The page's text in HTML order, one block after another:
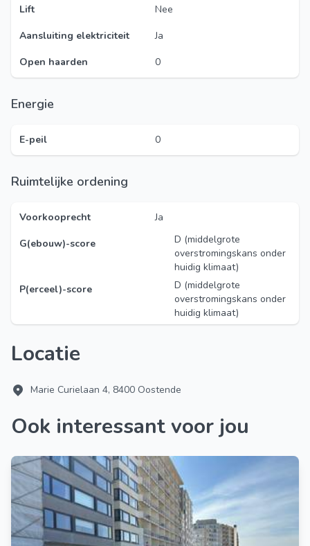
Lift
Nee
Aansluiting elektriciteit
Ja
Open haarden
0
Energie
E-peil 0
Ruimtelijke ordening
Voorkooprecht
Ja
G(ebouw)-score
D (middelgrote
overstromingskans onder
huidig klimaat)
P(erceel)-score
D (middelgrote
overstromingskans onder
huidig klimaat)
Locatie
Marie Curielaan 4, 8400 Oostende
Ook interessant voor jou